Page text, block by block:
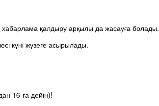
қалдыру арқылы да жасауға болады.
күні жүзеге асырылады.
16-ға дейін)!